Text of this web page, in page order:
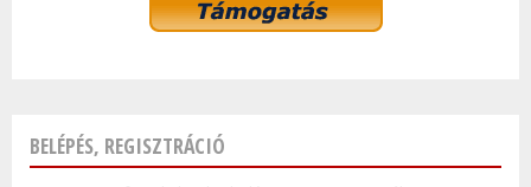
BELÉPÉS, REGISZTRÁCIÓ